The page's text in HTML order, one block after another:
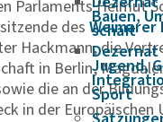
Bauen,
schaft
Dezernat
Jugend,
Sport
Parlaments Helmut
des Weimarer
Hackmann, die
in Berlin,
die an der
in der Europäischen